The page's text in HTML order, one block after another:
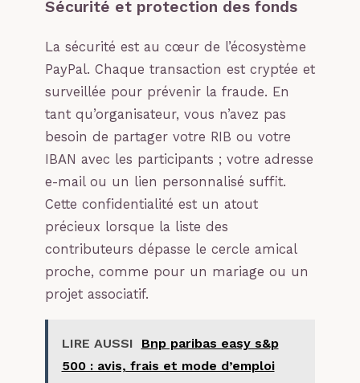
Sécurité et protection des fonds
La sécurité est au cœur de l’écosystème
PayPal. Chaque transaction est cryptée et
surveillée pour prévenir la fraude. En
tant qu’organisateur, vous n’avez pas
besoin de partager votre RIB ou votre
IBAN avec les participants ; votre adresse
e-mail ou un lien personnalisé suffit.
Cette confidentialité est un atout
précieux lorsque la liste des
contributeurs dépasse le cercle amical
proche, comme pour un mariage ou un
projet associatif.
LIRE AUSSI
Bnp paribas easy s&p
500 : avis, frais et mode d’emploi